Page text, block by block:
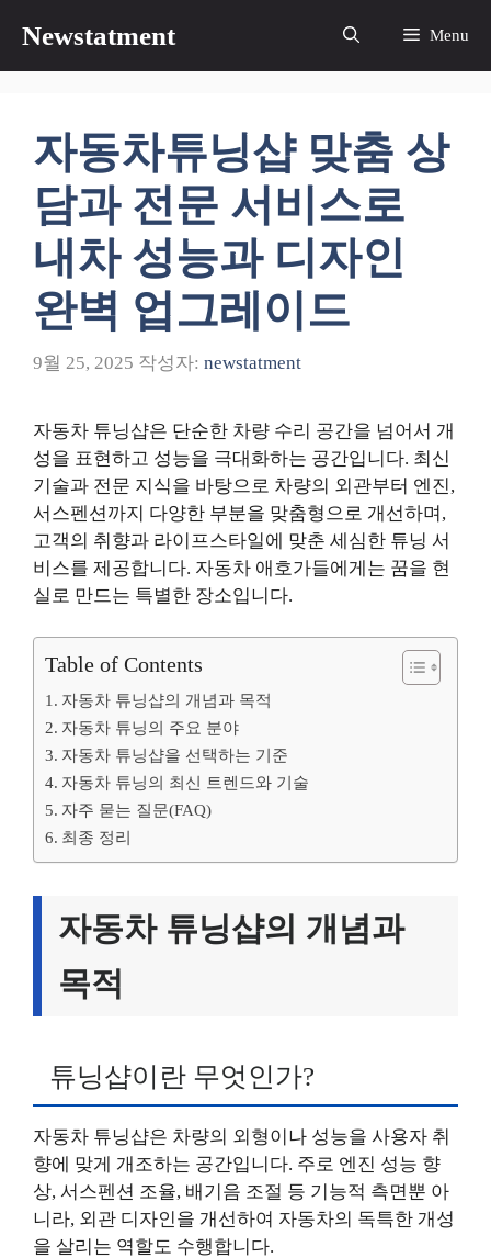
츠
Newstatment Menu
자동차튜닝샵 맞춤 상
담과 전문 서비스로
내차 성능과 디자인
완벽 업그레이드
9월 25, 2025 작성자: newstatment
자동차 튜닝샵은 단순한 차량 수리 공간을 넘어서 개
성을 표현하고 성능을 극대화하는 공간입니다. 최신
기술과 전문 지식을 바탕으로 차량의 외관부터 엔진,
서스펜션까지 다양한 부분을 맞춤형으로 개선하며,
고객의 취향과 라이프스타일에 맞춘 세심한 튜닝 서
비스를 제공합니다. 자동차 애호가들에게는 꿈을 현
실로 만드는 특별한 장소입니다.
Table of Contents
자동차 튜닝샵의 개념과 목적
자동차 튜닝의 주요 분야
자동차 튜닝샵을 선택하는 기준
자동차 튜닝의 최신 트렌드와 기술
자주 묻는 질문(FAQ)
최종 정리
자동차 튜닝샵의 개념과
목적
튜닝샵이란 무엇인가?
자동차 튜닝샵은 차량의 외형이나 성능을 사용자 취
향에 맞게 개조하는 공간입니다. 주로 엔진 성능 향
상, 서스펜션 조율, 배기음 조절 등 기능적 측면뿐 아
니라, 외관 디자인을 개선하여 자동차의 독특한 개성
을 살리는 역할도 수행합니다.